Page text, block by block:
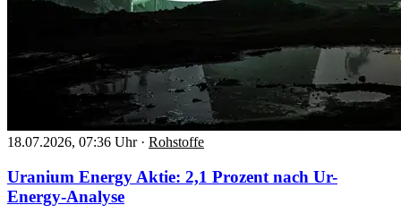
18.07.2026, 07:36 Uhr · Rohstoffe
Uranium Energy Aktie: 2,1 Prozent nach Ur-
Energy-Analyse